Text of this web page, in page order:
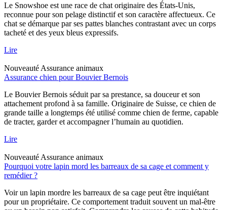
Le Snowshoe est une race de chat originaire des États-Unis,
reconnue pour son pelage distinctif et son caractère affectueux. Ce
chat se démarque par ses pattes blanches contrastant avec un corps
tacheté et des yeux bleus expressifs.
Lire
Nouveauté Assurance animaux
Assurance chien pour Bouvier Bernois
Le Bouvier Bernois séduit par sa prestance, sa douceur et son
attachement profond à sa famille. Originaire de Suisse, ce chien de
grande taille a longtemps été utilisé comme chien de ferme, capable
de tracter, garder et accompagner l’humain au quotidien.
Lire
Nouveauté Assurance animaux
Pourquoi votre lapin mord les barreaux de sa cage et comment y
remédier ?
Voir un lapin mordre les barreaux de sa cage peut être inquiétant
pour un propriétaire. Ce comportement traduit souvent un mal-être